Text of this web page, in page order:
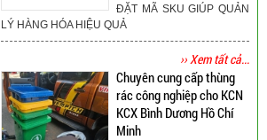
ĐẶT MÃ SKU GIÚP QUẢN
LÝ HÀNG HÓA HIỆU QUẢ
›› Xem tất cả...
Chuyên cung cấp thùng
rác công nghiệp cho KCN
KCX Bình Dương Hồ Chí
Minh